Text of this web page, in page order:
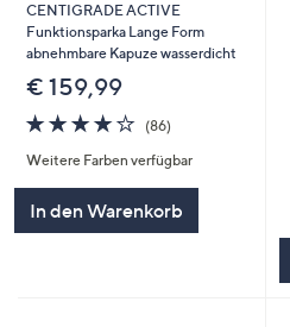
CENTIGRADE ACTIVE
Funktionsparka Lange Form
abnehmbare Kapuze wasserdicht
€ 159,99
4.1
von
5
(86)86
Weitere Farben verfügbar
In den Warenkorb